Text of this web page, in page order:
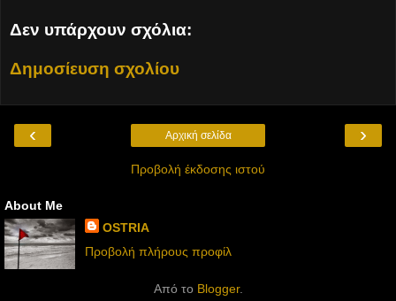
Δεν υπάρχουν σχόλια:
Δημοσίευση σχολίου
‹ ›
Αρχική σελίδα
Προβολή έκδοσης ιστού
About Me
OSTRIA
Προβολή πλήρους προφίλ
Από το Blogger.